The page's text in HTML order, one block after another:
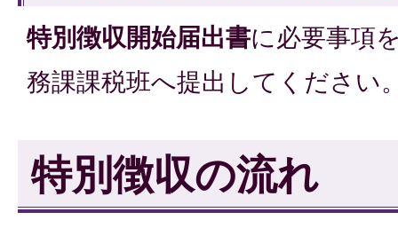
特別徴収開始届出書に必要事項
務課課税班へ提出してください
特別徴収の流れ